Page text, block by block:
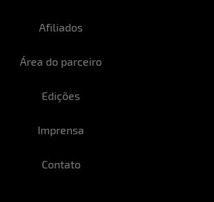
Afiliados
Área do parceiro
Edições
Imprensa
Contato